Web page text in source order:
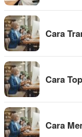
Cara
Cara
Cara